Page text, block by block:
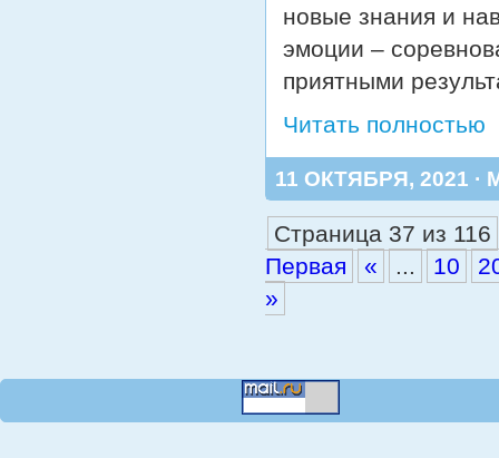
новые знания и
эмоции –
приятными
Читать полностью
11 ОКТЯБРЯ, 2021 ·
Страница 37 из 116
Первая
« ... 10
»